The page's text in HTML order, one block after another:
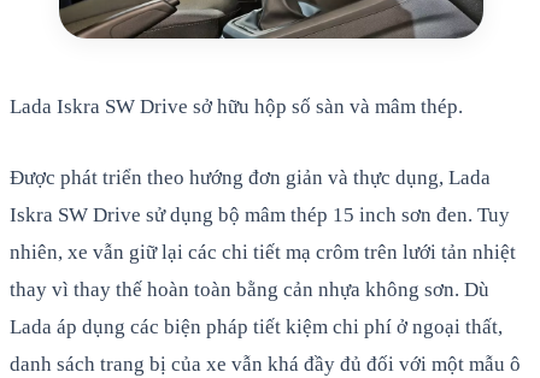
Lada Iskra SW Drive sở hữu hộp số sàn và mâm thép.
Được phát triển theo hướng đơn giản và thực dụng, Lada
Iskra SW Drive sử dụng bộ mâm thép 15 inch sơn đen. Tuy
nhiên, xe vẫn giữ lại các chi tiết mạ crôm trên lưới tản nhiệt
thay vì thay thế hoàn toàn bằng cản nhựa không sơn. Dù
Lada áp dụng các biện pháp tiết kiệm chi phí ở ngoại thất,
danh sách trang bị của xe vẫn khá đầy đủ đối với một mẫu ô